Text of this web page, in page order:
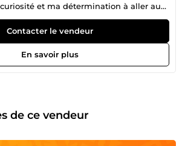
et ma détermination à aller au
conduit à transformer ma passion
une carrière enrichissante. Certifié par
ma créativité et mon expertise au service
suis spécialisé dans : ✅ Création de logos
sur mesure ✅ Design de flyers
votre identité et captivent votre
à ma passion et à mon
Contacter le vendeur
En savoir plus
de ce vendeur